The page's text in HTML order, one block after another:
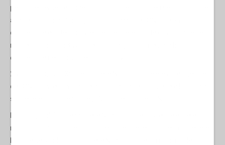
permanentemente forze militari in Paesi stranieri se non in base
alle decisioni del Consiglio di Sicurezza dell'ONU. Le basi militari
d'oltremare esistenti dovrebbero essere ridotte drasticamente in
numero, con l'obiettivo di eliminare gradualmente le basi militari
d'oltremare nel corso dei prossimi 20 anni.
2.2 Il Consiglio di Sicurezza delle Nazioni Unite e le altre agenzie
dell'ONU dovrebbero essere rafforzate per mantenere la pace e
sostenere la sicurezza degli Stati membri dell'ONU.
Il Consiglio di Sicurezza delle Nazioni Unite dovrebbe essere
riformato, ampliato e dotato dei poteri necessari per mantenere
la pace secondo la Carta delle Nazioni Unite. La riforma della